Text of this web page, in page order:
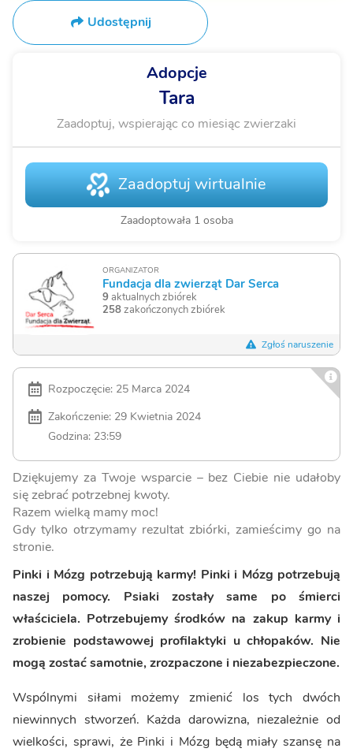
Udostępnij
Adopcje
Tara
Zaadoptuj, wspierając co miesiąc zwierzaki
Zaadoptuj wirtualnie
Zaadoptowała 1 osoba
ORGANIZATOR
Fundacja dla zwierząt Dar Serca
9aktualnych zbiórek
258zakończonych zbiórek
Zgłoś naruszenie
Rozpoczęcie: 25 Marca 2024
Zakończenie: 29 Kwietnia 2024
Godzina: 23:59
Dziękujemy za Twoje wsparcie – bez Ciebie nie udałoby
się zebrać potrzebnej kwoty.
Razem wielką mamy moc!
Gdy tylko otrzymamy rezultat zbiórki, zamieścimy go na
stronie.
Pinki i Mózg potrzebują karmy! Pinki i Mózg potrzebują
naszej pomocy. Psiaki zostały same po śmierci
właściciela. Potrzebujemy środków na zakup karmy i
zrobienie podstawowej profilaktyki u chłopaków. Nie
mogą zostać samotnie, zrozpaczone i niezabezpieczone.
Wspólnymi siłami możemy zmienić los tych dwóch
niewinnych stworzeń. Każda darowizna, niezależnie od
wielkości, sprawi, że Pinki i Mózg będą miały szansę na